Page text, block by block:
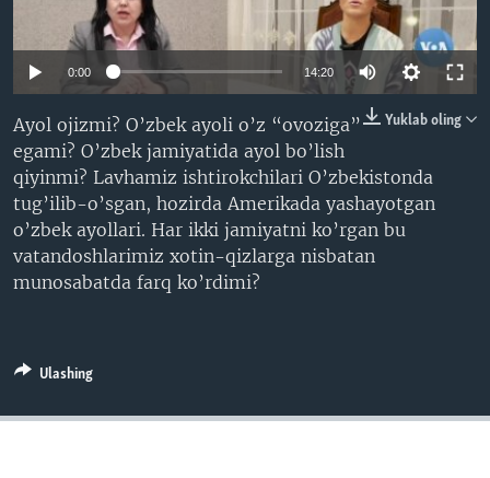
VIDEO
ODNOKLASSNIKI
TWITTER
SOUNDCLOUD
VOA
0:00 14:20
Yuklab oling
Ayol ojizmi? O’zbek ayoli o’z “ovoziga”
egami? O’zbek jamiyatida ayol bo’lish
qiyinmi? Lavhamiz ishtirokchilari O’zbekistonda
tug’ilib-o’sgan, hozirda Amerikada yashayotgan
o’zbek ayollari. Har ikki jamiyatni ko’rgan bu
vatandoshlarimiz xotin-qizlarga nisbatan
munosabatda farq ko’rdimi?
Ulashing